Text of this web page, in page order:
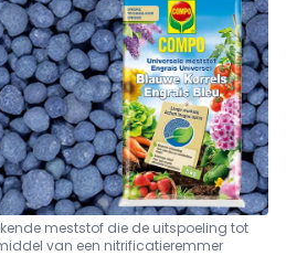
meststof die de uitspoeling tot
van een nitrificatieremmer